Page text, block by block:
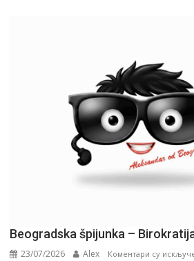
Beogradska špijunka –
23/07/2026 Alex Коментари су